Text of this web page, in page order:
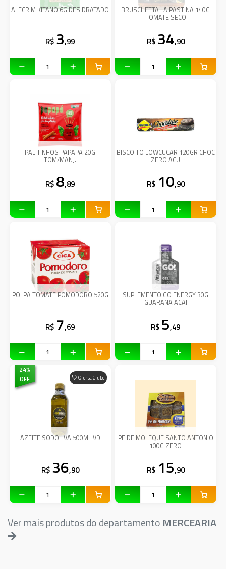
ALECRIM KITANO 6G DESIDRATADO
R$ 3,99
BRUSCHETTA LA PASTINA 140G
TOMATE SECO
R$ 34,90
PALITINHOS PAPAPA 20G
TOM/MANJ.
R$ 8,89
BISCOITO LOWCUCAR 120GR CHOC
ZERO ACU
R$ 10,90
POLPA TOMATE POMODORO 520G
R$ 7,69
SUPLEMENTO GO ENERGY 30G
GUARANA ACAI
R$ 5,49
Oferta Clube
24%
OFF
AZEITE SODOLIVA 500ML VD
R$ 36,90
PE DE MOLEQUE SANTO ANTONIO
100G ZERO
R$ 15,90
Ver mais produtos do departamento MERCEARIA